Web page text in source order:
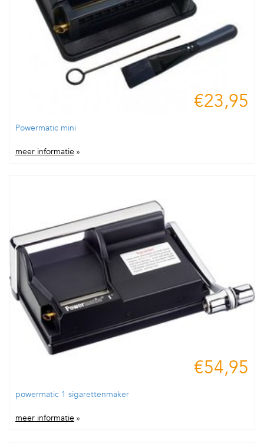
€23,95
Powermatic mini
meer informatie »
€54,95
powermatic 1 sigarettenmaker
meer informatie »